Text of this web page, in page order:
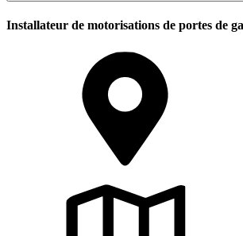
Installateur de motorisations de portes de